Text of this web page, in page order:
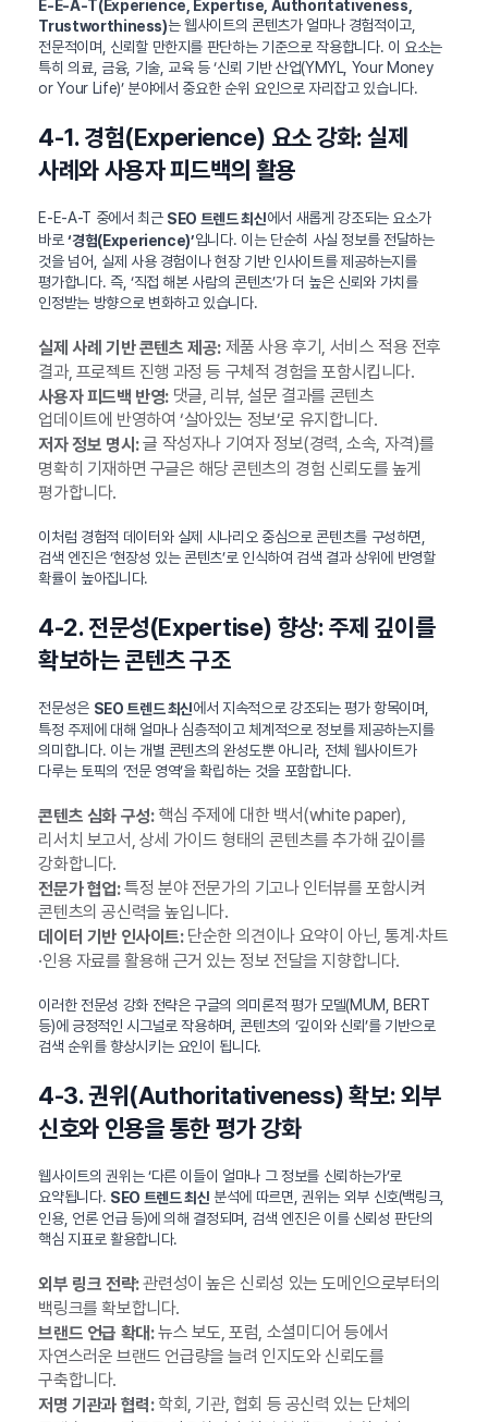
E-E-A-T(Experience, Expertise, Authoritativeness,
Trustworthiness)는 웹사이트의 콘텐츠가 얼마나 경험적이고,
전문적이며, 신뢰할 만한지를 판단하는 기준으로 작용합니다. 이 요소는
특히 의료, 금융, 기술, 교육 등 ‘신뢰 기반 산업(YMYL, Your Money
or Your Life)’ 분야에서 중요한 순위 요인으로 자리잡고 있습니다.
4-1. 경험(Experience) 요소 강화: 실제
사례와 사용자 피드백의 활용
E-E-A-T 중에서 최근 SEO 트렌드 최신에서 새롭게 강조되는 요소가
바로‘경험(Experience)’입니다. 이는 단순히 사실 정보를 전달하는
것을 넘어, 실제 사용 경험이나 현장 기반 인사이트를 제공하는지를
평가합니다. 즉, ‘직접 해본 사람의 콘텐츠’가 더 높은 신뢰와 가치를
인정받는 방향으로 변화하고 있습니다.
실제 사례 기반 콘텐츠 제공:제품 사용 후기, 서비스 적용 전후
결과, 프로젝트 진행 과정 등 구체적 경험을 포함시킵니다.
사용자 피드백 반영:댓글, 리뷰, 설문 결과를 콘텐츠
업데이트에 반영하여 ‘살아있는 정보’로 유지합니다.
저자 정보 명시:글 작성자나 기여자 정보(경력, 소속, 자격)를
명확히 기재하면 구글은 해당 콘텐츠의 경험 신뢰도를 높게
평가합니다.
이처럼 경험적 데이터와 실제 시나리오 중심으로 콘텐츠를 구성하면,
검색 엔진은 ‘현장성 있는 콘텐츠’로 인식하여 검색 결과 상위에 반영할
확률이 높아집니다.
4-2. 전문성(Expertise) 향상: 주제 깊이를
확보하는 콘텐츠 구조
전문성은 SEO 트렌드 최신에서 지속적으로 강조되는 평가 항목이며,
특정 주제에 대해 얼마나 심층적이고 체계적으로 정보를 제공하는지를
의미합니다. 이는 개별 콘텐츠의 완성도뿐 아니라, 전체 웹사이트가
다루는 토픽의 ‘전문 영역’을 확립하는 것을 포함합니다.
콘텐츠 심화 구성:핵심 주제에 대한 백서(white paper),
리서치 보고서, 상세 가이드 형태의 콘텐츠를 추가해 깊이를
강화합니다.
전문가 협업:특정 분야 전문가의 기고나 인터뷰를 포함시켜
콘텐츠의 공신력을 높입니다.
데이터 기반 인사이트:단순한 의견이나 요약이 아닌, 통계·차트
·인용 자료를 활용해 근거 있는 정보 전달을 지향합니다.
이러한 전문성 강화 전략은 구글의 의미론적 평가 모델(MUM, BERT
등)에 긍정적인 시그널로 작용하며, 콘텐츠의 ‘깊이와 신뢰’를 기반으로
검색 순위를 향상시키는 요인이 됩니다.
4-3. 권위(Authoritativeness) 확보: 외부
신호와 인용을 통한 평가 강화
웹사이트의 권위는 ‘다른 이들이 얼마나 그 정보를 신뢰하는가’로
요약됩니다. SEO 트렌드 최신 분석에 따르면, 권위는 외부 신호(백링크,
인용, 언론 언급 등)에 의해 결정되며, 검색 엔진은 이를 신뢰성 판단의
핵심 지표로 활용합니다.
외부 링크 전략:관련성이 높은 신뢰성 있는 도메인으로부터의
백링크를 확보합니다.
브랜드 언급 확대:뉴스 보도, 포럼, 소셜미디어 등에서
자연스러운 브랜드 언급량을 늘려 인지도와 신뢰도를
구축합니다.
저명 기관과 협력:학회, 기관, 협회 등 공신력 있는 단체의